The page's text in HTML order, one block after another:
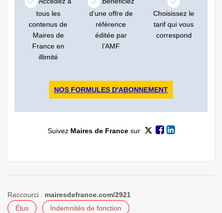
tous les
contenus de
Maires de
France en
illimité
d’une offre de
référence
éditée par
l’AMF
Choisissez le
tarif qui vous
correspond
NOS FORMULES D'ABONNEMENT
Suivez Maires de Francesur
Raccourci : mairesdefrance.com/2921
Élus
Indemnités de fonction